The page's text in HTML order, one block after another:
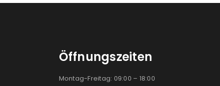
Öffnungszeiten
Montag-Freitag: 09:00 – 18:00